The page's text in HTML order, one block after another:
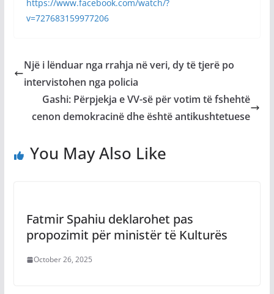
https://www.facebook.com/watch/?
v=727683159977206
Një i lënduar nga rrahja në veri, dy të tjerë po
intervistohen nga policia
Gashi: Përpjekja e VV-së për votim të fshehtë
cenon demokracinë dhe është antikushtetuese
You May Also Like
Fatmir Spahiu deklarohet pas
propozimit për ministër të Kulturës
October 26, 2025